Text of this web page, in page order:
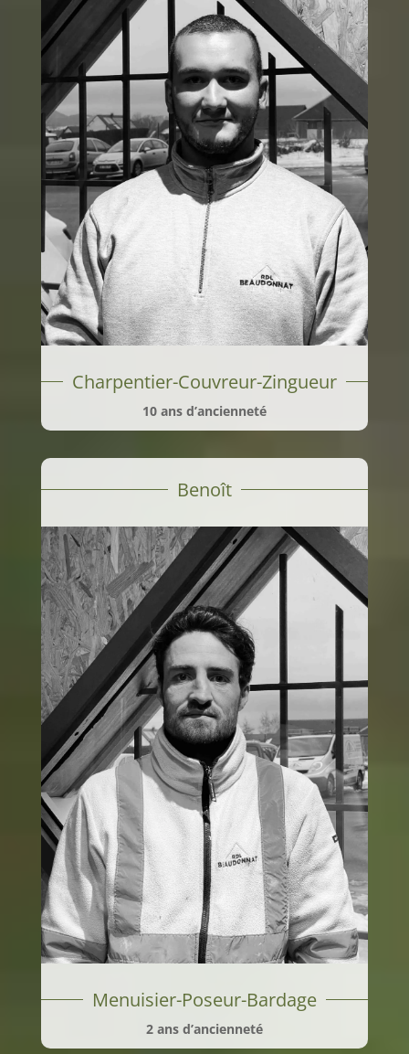
Charpentier-Couvreur-Zingueur
10 ans d’ancienneté
Benoît
Menuisier-Poseur-Bardage
2 ans d’ancienneté